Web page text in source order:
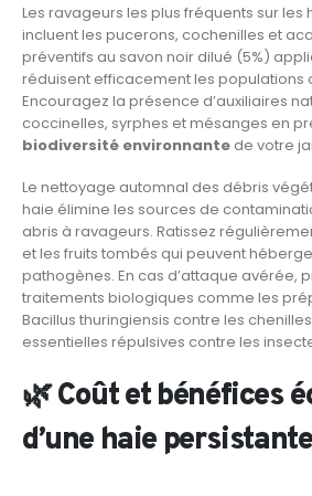
Les ravageurs les plus fréquents sur les
incluent les pucerons, cochenilles et
préventifs au savon noir dilué (5%)
réduisent efficacement les populations
Encouragez la présence d’auxiliaires
coccinelles, syrphes et mésanges en
biodiversité environnante de votre
Le nettoyage automnal des débris
haie élimine les sources de
abris à ravageurs. Ratissez
et les fruits tombés qui peuvent
pathogènes. En cas d’attaque avérée,
traitements biologiques comme les
Bacillus thuringiensis contre les
essentielles répulsives contre les
🌿 Coût et bénéfices
d’une haie persistante